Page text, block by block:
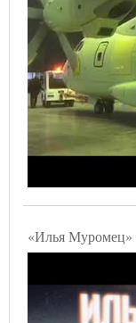
«Илья Муромец»